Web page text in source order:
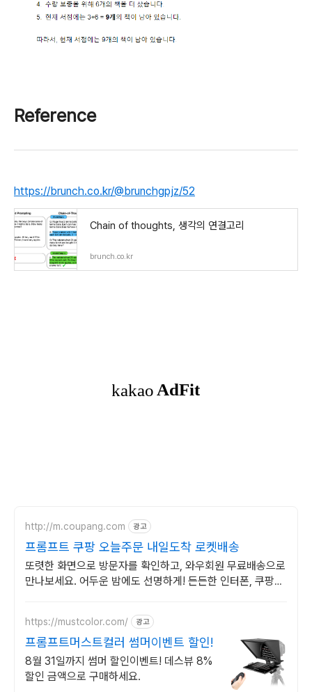
Reference
https://brunch.co.kr/@brunchgpjz/52
Chain of thoughts, 생각의 연결고리
brunch.co.kr
http://m.coupang.com 광고
프롬프트 쿠팡 오늘주문 내일도착 로켓배송
또렷한 화면으로 방문자를 확인하고, 와우회원 무료배송으로
만나보세요. 어두운 밤에도 선명하게! 든든한 인터폰, 쿠팡에
https://mustcolor.com/ 광고
프롬프트머스트컬러 썸머이벤트 할인!
8월 31일까지 썸머 할인이벤트! 데스뷰 8%
할인 금액으로 구매하세요.